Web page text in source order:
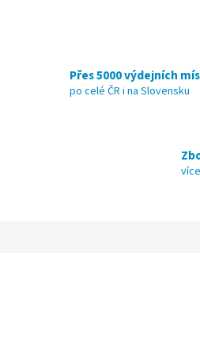
Přes 5000 výdejních
po celé ČR i na Slovensku